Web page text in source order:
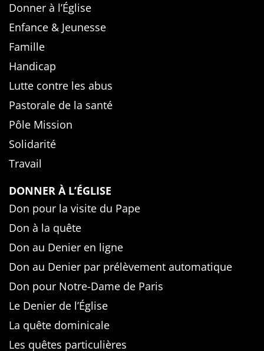
Donner à l’Église
Enfance & Jeunesse
Famille
Handicap
Lutte contre les abus
Pastorale de la santé
Pôle Mission
Solidarité
Travail
DONNER À L’ÉGLISE
Don pour la visite du Pape
Don à la quête
Don au Denier en ligne
Don au Denier par prélèvement automatique
Don pour Notre-Dame de Paris
Le Denier de l’Église
La quête dominicale
Les quêtes particulières